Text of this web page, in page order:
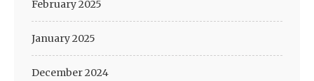
February 2025
January 2025
December 2024